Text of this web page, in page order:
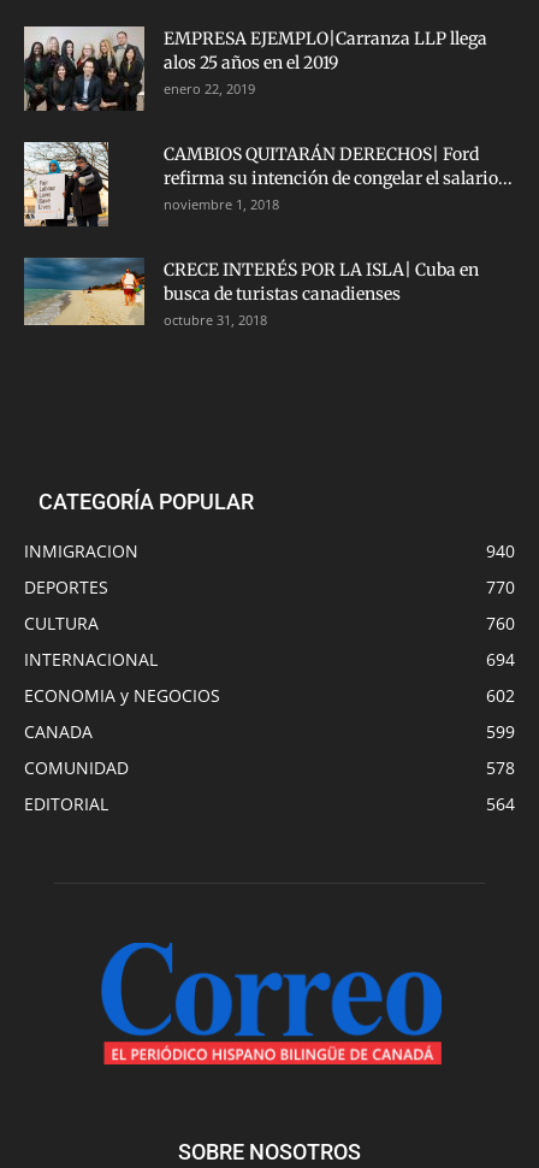
EMPRESA EJEMPLO|Carranza LLP llega
alos 25 años en el 2019
enero 22, 2019
CAMBIOS QUITARÁN DERECHOS| Ford
refirma su intención de congelar el salario...
noviembre 1, 2018
CRECE INTERÉS POR LA ISLA| Cuba en
busca de turistas canadienses
octubre 31, 2018
CATEGORÍA POPULAR
INMIGRACION
940
DEPORTES
770
CULTURA
760
INTERNACIONAL
694
ECONOMIA y NEGOCIOS
602
CANADA
599
COMUNIDAD
578
EDITORIAL
564
SOBRE NOSOTROS